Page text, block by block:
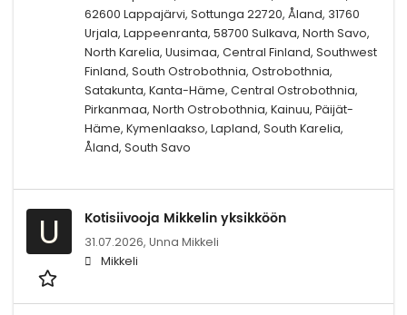
62600 Lappajärvi, Sottunga 22720, Åland, 31760
Urjala, Lappeenranta, 58700 Sulkava, North Savo,
North Karelia, Uusimaa, Central Finland, Southwest
Finland, South Ostrobothnia, Ostrobothnia,
Satakunta, Kanta-Häme, Central Ostrobothnia,
Pirkanmaa, North Ostrobothnia, Kainuu, Päijät-
Häme, Kymenlaakso, Lapland, South Karelia,
Åland, South Savo
U Kotisiivooja Mikkelin yksikköön
31.07.2026, Unna Mikkeli
Mikkeli